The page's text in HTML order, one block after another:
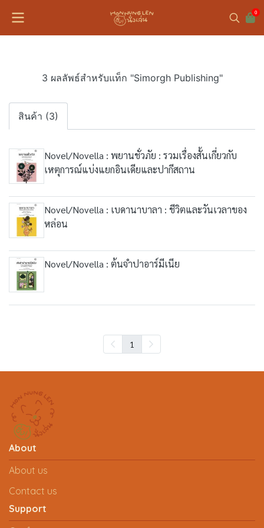
0
3 ผลลัพธ์สำหรับแท็ก "Simorgh Publishing"
สินค้า (3)
Novel/Novella : พยานชั่วภัย : รวมเรื่องสั้นเกี่ยวกับ
เหตุการณ์แบ่งแยกอินเดียและปากีสถาน
Novel/Novella : เบดานาบาลา : ชีวิตและวันเวลาของ
หล่อน
Novel/Novella : ต้นจำปาอาร์มีเนีย
1
About
About us
Contact us
Support